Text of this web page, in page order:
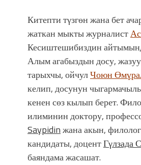
Китепти тγзгөн жана бет
жаткан мыкты журналист
Кесиштешибиздин
Алым агабыздын досу,
тарыхчы, ойчулЧоюн
келип, досунун
кенен сөз кылып берет.
илиминин доктору,
Saypidinжана акын,
кандидаты, доцентГγлзада
баяндама жасашат.